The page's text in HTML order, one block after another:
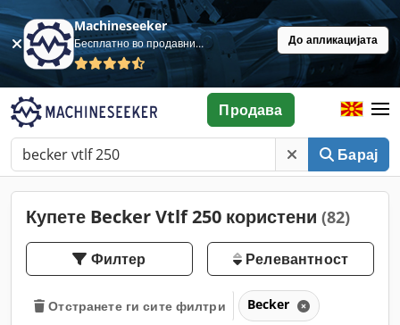
Machineseeker
Бесплатно во продавница До апликацијата
Барај
Продава
Купете Becker Vtlf 250 користени (82)
Филтер Релевантност
Отстранете ги сите филтри Becker